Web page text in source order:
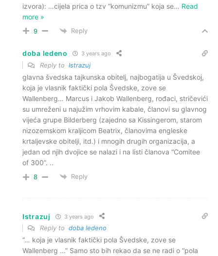
izvora): …cijela prica o tzv “komunizmu” koja se… Read
more »
9 Reply
doba ledeno 3 years ago
Reply to Istrazuj
glavna švedska tajkunska obitelj, najbogatija u Švedskoj,
koja je vlasnik faktički pola Švedske, zove se
Wallenberg… Marcus i Jakob Wallenberg, rođaci, stričevići
su umreženi u najužim vrhovim kabale, članovi su glavnog
vijeća grupe Bilderberg (zajedno sa Kissingerom, starom
nizozemskom kraljicom Beatrix, članovima engleske
krtaljevske obitelji, itd.) i mnogih drugih organizacija, a
jedan od njih dvojice se nalazi i na listi članova “Comitee
of 300”. ..
8 Reply
Istrazuj 3 years ago
Reply to doba ledeno
“… koja je vlasnik faktički pola Švedske, zove se
Wallenberg …” Samo sto bih rekao da se ne radi o “pola